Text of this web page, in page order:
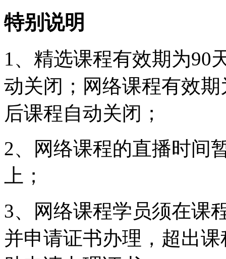
特别说明
1、精选课程有效期为90
动关闭；网络课程有效
后课程自动关闭；
2、网络课程的直播时间
上；
3、网络课程学员须在课
并申请证书办理，超出